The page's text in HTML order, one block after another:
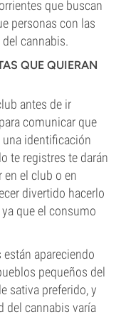
que buscan
personas con las
cannabis.
QUE QUIERAN
antes de ir
comunicar que
una identificación
te registres te darán
en el club o en
divertido hacerlo
que el consumo
apareciendo
pequeños del
sativa preferido, y
del cannabis varía